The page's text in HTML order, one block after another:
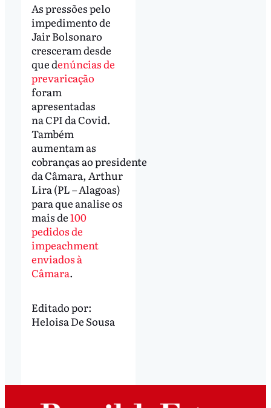
As pressões pelo
impedimento de
Jair Bolsonaro
cresceram desde
que denúncias de
prevaricação
foram
apresentadas
na CPI da Covid.
Também
aumentam as
cobranças ao presidente
da Câmara, Arthur
Lira (PL – Alagoas)
para que analise os
mais de100
pedidos de
impeachment
enviados à
Câmara.
Editado por:
Heloisa De Sousa